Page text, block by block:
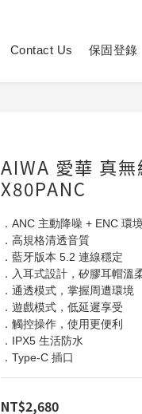
Contact Us 保固登錄
AIWA 愛華 真
X80PANC
．ANC 主動降噪 + ENC 環
．高規格清透音質
．藍牙版本 5.2 連線穩定
．入耳式設計，矽膠耳帽溫
．通透模式，掌握周遭環境
．遊戲模式，低延遲享受
．觸控操作，使用更便利
．IPX5 生活防水
．Type-C 插口
NT$2,680